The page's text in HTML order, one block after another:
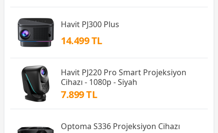
Havit PJ300 Plus
14.499 TL
Havit PJ220 Pro Smart Projeksiyon
Cihazı - 1080p - Siyah
7.899 TL
Optoma S336 Projeksiyon Cihazı